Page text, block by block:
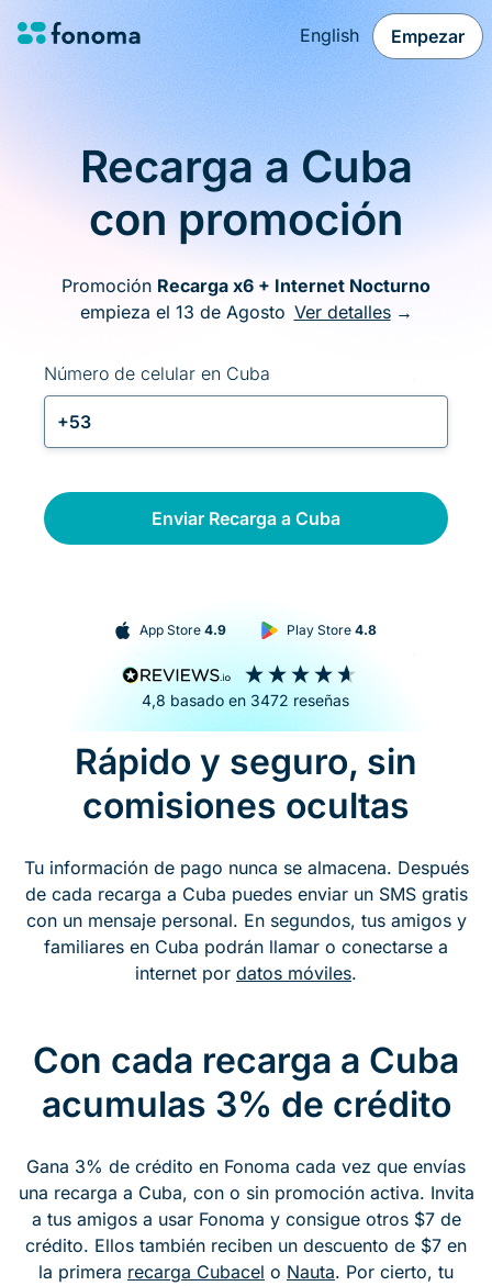
English Empezar
Recarga a Cuba
con promoción
Promoción Recarga x6 + Internet Nocturno
empieza el 13 de Agosto Ver detalles →
Número de celular en Cuba
+53
Enviar Recarga a Cuba
App Store 4.9 Play Store 4.8
4,8 basado en 3472 reseñas
Rápido y seguro, sin
comisiones ocultas
Tu información de pago nunca se almacena. Después
de cada recarga a Cuba puedes enviar un SMS gratis
con un mensaje personal. En segundos, tus amigos y
familiares en Cuba podrán llamar o conectarse a
internet por datos móviles.
Con cada recarga a Cuba
acumulas 3% de crédito
Gana 3% de crédito en Fonoma cada vez que envías
una recarga a Cuba, con o sin promoción activa. Invita
a tus amigos a usar Fonoma y consigue otros $7 de
crédito. Ellos también reciben un descuento de $7 en
la primera recarga Cubacel o Nauta. Por cierto, tu